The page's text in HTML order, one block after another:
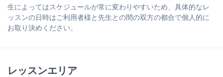
生によってはスケジュールが常に変わりやすいため、具体的なレ
ッスンの日時はご利用者様と先生との間の双方の都合で個人的に
お取り決めください。
レッスンエリア